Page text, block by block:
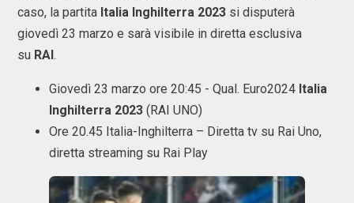
caso, la partita Italia Inghilterra 2023 si disputerà
giovedì 23 marzo e sarà visibile in diretta esclusiva
su RAI .
Giovedì 23 marzo ore 20:45 - Qual. Euro2024 Italia
Inghilterra 2023 (RAI UNO)
Ore 20.45 Italia-Inghilterra – Diretta tv su Rai Uno,
diretta streaming su Rai Play